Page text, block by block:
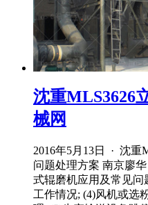
沈重MLS3626
械网
2016年5月13日 · 沈重
问题处理方案 南京廖
式辊磨机应用及常见问
工作情况; (4)风机或选